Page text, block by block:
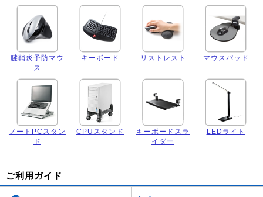
腱鞘炎予防マウ
ス
キーボード リストレスト マウスパッド
ノートPCスタン
ド
CPUスタンド
キーボードスラ
イダー
LEDライト
ご利用ガイド